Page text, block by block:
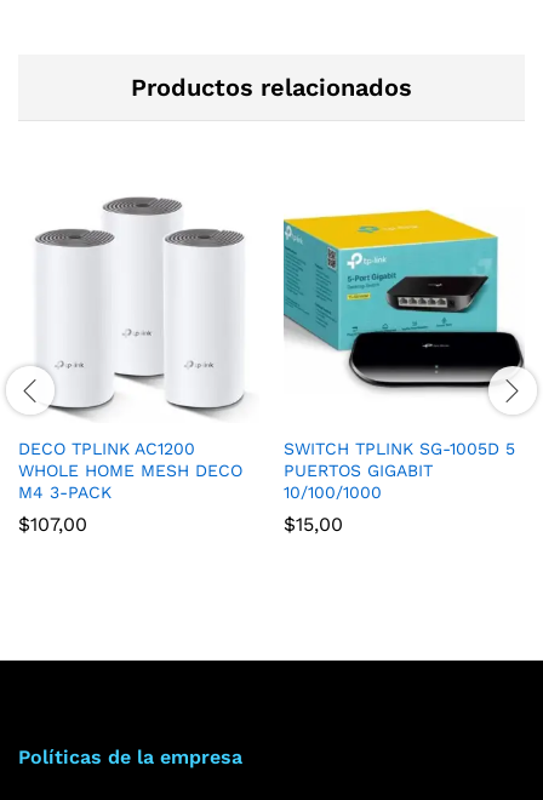
Productos relacionados
DECO TPLINK AC1200
WHOLE HOME MESH DECO
M4 3-PACK
$107,00
SWITCH TPLINK SG-1005D 5
PUERTOS GIGABIT
10/100/1000
$15,00
Políticas de la empresa